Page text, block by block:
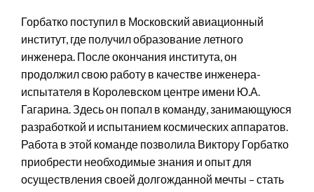
Горбатко поступил в Московский авиационный
институт, где получил образование летного
инженера. После окончания института, он
продолжил свою работу в качестве инженера-
испытателя в Королевском центре имени Ю.А.
Гагарина. Здесь он попал в команду, занимающуюся
разработкой и испытанием космических аппаратов.
Работа в этой команде позволила Виктору Горбатко
приобрести необходимые знания и опыт для
осуществления своей долгожданной мечты – стать